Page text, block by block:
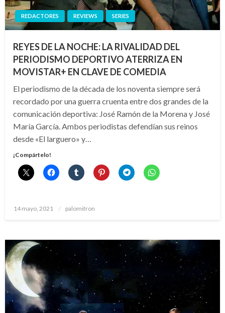
REDACTORES REVIEWS SERIES
REYES DE LA NOCHE: LA RIVALIDAD DEL
PERIODISMO DEPORTIVO ATERRIZA EN
MOVISTAR+ EN CLAVE DE COMEDIA
El periodismo de la década de los noventa siempre será
recordado por una guerra cruenta entre dos grandes de la
comunicación deportiva: José Ramón de la Morena y José
María García. Ambos periodistas defendían sus reinos
desde «El larguero» y…
¡Compártelo!
Publicado
14 mayo, 2021 palomitron